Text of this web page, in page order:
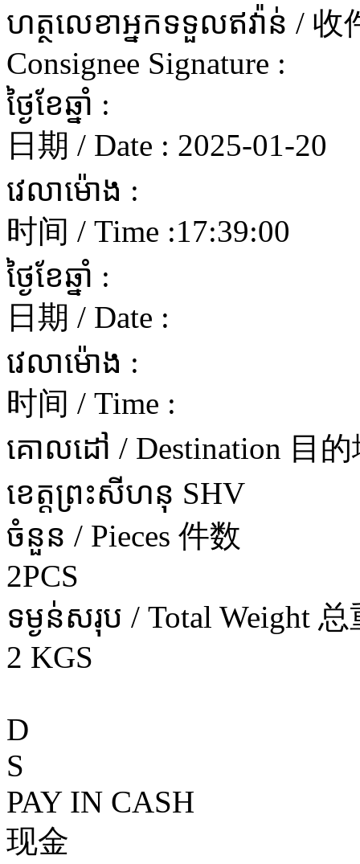
ហត្ថលេខាអ្នកទទួលឥវ៉ាន់ /
Consignee Signature :
ថ្ងៃខែឆ្នាំ :
日期 / Date : 2025-01-20
វេលាម៉ោង :
时间 / Time :17:39:00
ថ្ងៃខែឆ្នាំ :
日期 / Date :
វេលាម៉ោង :
时间 / Time :
គោលដៅ / Destination 目的
ខេត្តព្រះសីហនុ SHV
ចំនួន / Pieces 件数
2PCS
ទម្ងន់សរុប / Total Weight 总
2 KGS
D
S
PAY IN CASH
现金